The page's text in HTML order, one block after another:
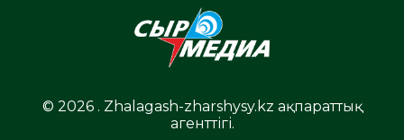
© 2026 . Zhalagash-zharshysy.kz ақпараттық
агенттігі.